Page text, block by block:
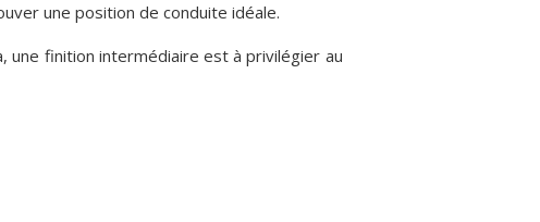
une position de conduite idéale.
une finition intermédiaire est à privilégier au